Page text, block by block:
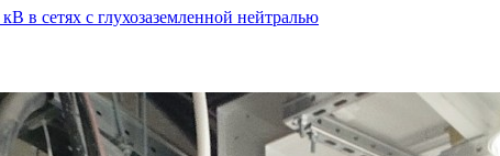
в сетях с глухозаземленной нейтралью